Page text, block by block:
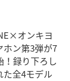
オンキヨ
ホン第3弾が7
！録り下ろし
た全4モデル